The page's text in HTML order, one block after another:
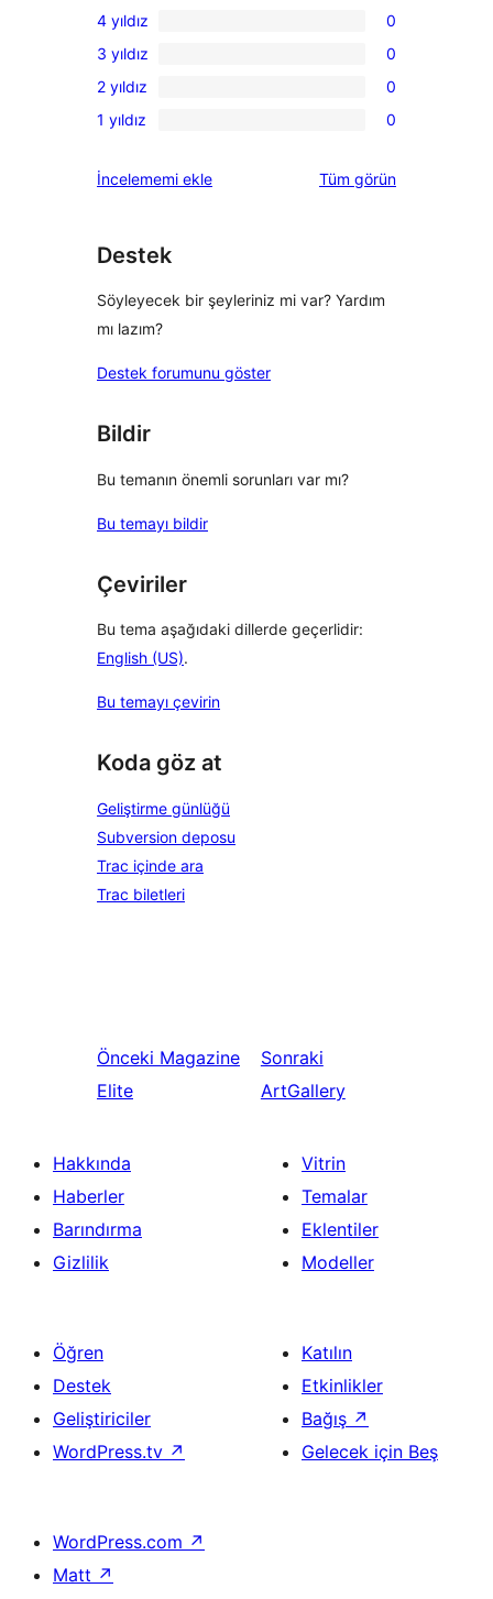
5
yıldızlı
inceleme
0
4
yıldızlı
inceleme
4 yıldız 0
0
3
yıldızlı
3 yıldız 0
0
2
inceleme
2 yıldız 0
0
yıldızlı
1 yıldız 0
İncelememi ekle Tüm değerlendirmeleri
görün
Destek
Söyleyecek bir şeyleriniz mi var? Yardım
mı lazım?
Destek forumunu göster
Bildir
Bu temanın önemli sorunları var mı?
Bu temayı bildir
Çeviriler
Bu tema aşağıdaki dillerde geçerlidir:
English (US).
Bu temayı çevirin
Koda göz at
Geliştirme günlüğü
Subversion deposu
Trac içinde ara
Trac biletleri
Önceki Magazine
Elite
Sonraki
ArtGallery
Hakkında
Haberler
Barındırma
Gizlilik
Vitrin
Temalar
Eklentiler
Modeller
Öğren
Destek
Geliştiriciler
WordPress.tv ↗
Katılın
Etkinlikler
Bağış ↗
Gelecek için Beş
WordPress.com ↗
Matt ↗